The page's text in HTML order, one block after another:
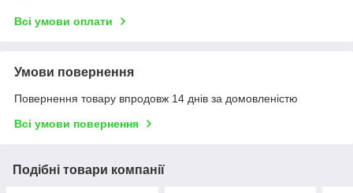
Всі умови оплати
Умови повернення
Повернення товару впродовж 14 днів за домовленістю
Всі умови повернення
Подібні товари компанії